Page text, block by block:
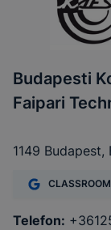
Budapesti
Faipari
1149 Budapest,
CLASSROOM
Telefon: